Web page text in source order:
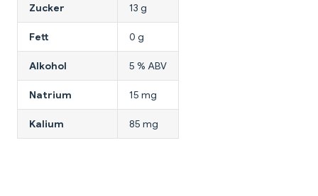
Zucker 13 g
Fett 0 g
Alkohol 5 % ABV
Natrium 15 mg
Kalium 85 mg